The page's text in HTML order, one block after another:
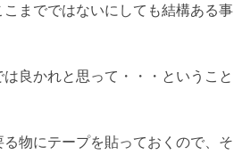
までではないにしても結構ある事
良かれと思って・・・ということ
物にテープを貼っておくので、そ